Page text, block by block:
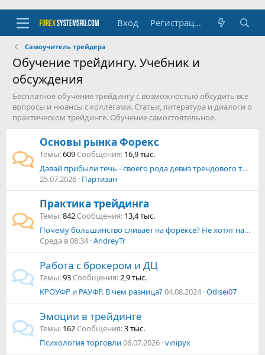
Вход Регистрация
Самоучитель трейдера
Обучение трейдингу. Учебник и
обсуждения
Бесплатное обучение трейдингу с возможностью обсудить все
вопросы и нюансы с коллегами. Статьи, литература и диалоги о
практическом трейдинге. Обучение самостоятельное.
Основы рынка Форекс
Темы 609 Сообщения 16,9 тыс.
Давай прибыли течь - своего рода девиз трендового трейдера.
25.07.2026 Партизан
Практика трейдинга
Темы 842 Сообщения 13,4 тыс.
Почему большинство сливает на форексе? Не хотят напрягаться!
Среда в 08:34 AndreyTr
Работа с брокером и ДЦ
Темы 93 Сообщения 2,9 тыс.
КРОУФР и РАУФР. В чем разница?04.08.2024 Odisei07
Эмоции в трейдинге
Темы 162 Сообщения 3 тыс.
Психология торговли06.07.2026 vinipyx